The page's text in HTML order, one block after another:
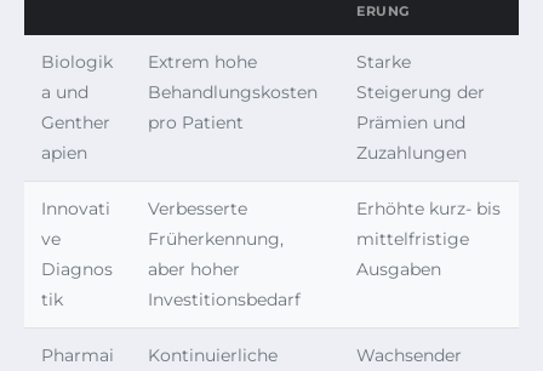
ERUNG
Biologik
a und
Genther
apien
Extrem hohe
Behandlungskosten
pro Patient
Starke
Steigerung der
Prämien und
Zuzahlungen
Innovati
ve
Diagnos
tik
Verbesserte
Früherkennung,
aber hoher
Investitionsbedarf
Erhöhte kurz- bis
mittelfristige
Ausgaben
Pharmai
Kontinuierliche
Wachsender